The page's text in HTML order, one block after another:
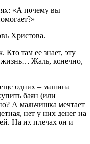
«А почему вы
Христова.
там ее знает, эту
Жаль, конечно,
одних – машина
баян (или
А мальчишка мечтает
нет у них денег на
На их плечах он и